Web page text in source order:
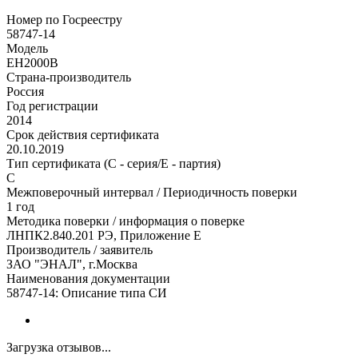
Номер по Госреестру
58747-14
Модель
ЕН2000В
Страна-производитель
Россия
Год регистрации
2014
Срок действия сертификата
20.10.2019
Тип сертификата (C - серия/E - партия)
C
Межповерочный интервал / Периодичность поверки
1 год
Методика поверки / информация о поверке
ЛНПК2.840.201 РЭ, Приложение Е
Производитель / заявитель
ЗАО "ЭНАЛ", г.Москва
Наименования документации
58747-14: Описание типа СИ
Загрузка отзывов...